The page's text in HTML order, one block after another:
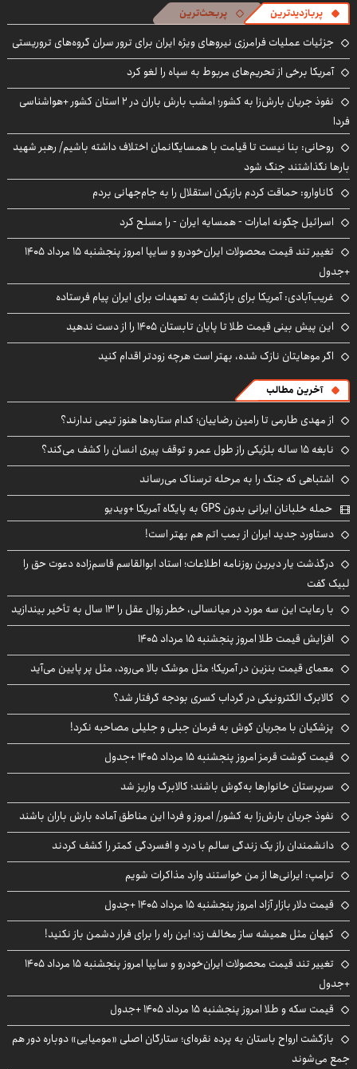
پربازدیدترین پربحث‌ترین
جزئیات عملیات فرامرزی نیروهای ویژه ایران برای ترور سران گروه‌های تروریستی
آمریکا برخی از تحریم‌های مربوط به سپاه را لغو کرد
نفوذ جریان بارش‌زا به کشور؛ امشب بارش باران در ۲ استان کشور +هواشناسی
فردا
روحانی: بنا نیست تا قیامت با همسایگانمان اختلاف داشته باشیم/ رهبر شهید
بارها نگذاشتند جنگ شود
کاناوارو: حماقت کردم بازیکن استقلال را به جام‌جهانی بردم
اسرائیل چگونه امارات - همسایه ایران - را مسلح کرد
تغییر تند قیمت محصولات ایران‌خودرو و سایپا امروز پنجشنبه ۱۵ مرداد ۱۴۰۵
+جدول
غریب‌آبادی: آمریکا برای بازگشت به تعهدات برای ایران پیام فرستاده
این پیش بینی قیمت طلا تا پایان تابستان ۱۴۰۵ را از دست ندهید
اگر موهایتان نازک شده، بهتر است هرچه زودتر اقدام کنید
آخرین مطالب
از مهدی طارمی تا رامین رضاییان؛ کدام ستاره‌ها هنوز تیمی ندارند؟
نابغه ۱۵ ساله بلژیکی راز طول عمر و توقف پیری انسان را کشف می‌کند؟
اشتباهی که جنگ را به مرحله ترسناک می‌رساند
حمله خلبانان ایرانی بدون GPS به پایگاه آمریکا +ویدیو
دستاورد جدید ایران از بمب اتم هم بهتر است!
درگذشت یار دیرین روزنامه اطلاعات؛ استاد ابوالقاسم قاسم‌زاده دعوت حق را
لبیک گفت
با رعایت این سه مورد در میانسالی، خطر زوال عقل را ۱۳ سال به تأخیر بیندازید
افزایش قیمت طلا امروز پنجشنبه ۱۵ مرداد ۱۴۰۵
معمای قیمت بنزین در آمریکا؛ مثل موشک بالا می‌رود، مثل پر پایین می‌آید
کالابرگ الکترونیکی در گرداب کسری بودجه گرفتار شد؟
پزشکیان با مجریان گوش به فرمان جبلی و جلیلی مصاحبه نکرد!
قیمت گوشت قرمز امروز پنجشنبه ۱۵ مرداد ۱۴۰۵ +جدول
سرپرستان خانوارها به‌گوش باشند؛ کالابرگ واریز شد
نفوذ جریان بارش‌زا به کشور/ امروز و فردا این مناطق آماده بارش باران باشند
دانشمندان راز یک زندگی سالم با درد و افسردگی کمتر را کشف کردند
ترامپ: ایرانی‌ها از من خواستند وارد مذاکرات شویم
قیمت دلار بازار آزاد امروز پنجشنبه ۱۵ مرداد ۱۴۰۵ +جدول
کیهان مثل همیشه ساز مخالف زد؛ این راه را برای فرار دشمن باز نکنید!
تغییر تند قیمت محصولات ایران‌خودرو و سایپا امروز پنجشنبه ۱۵ مرداد ۱۴۰۵
+جدول
قیمت سکه و طلا امروز پنجشنبه ۱۵ مرداد ۱۴۰۵ +جدول
بازگشت ارواح باستان به پرده نقره‌ای؛ ستارگان اصلی «مومیایی» دوباره دور هم
جمع می‌شوند